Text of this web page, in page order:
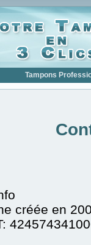
Tampons
créée en